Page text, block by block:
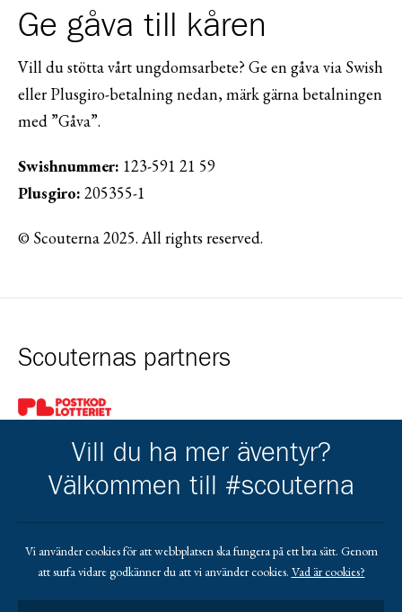
Ge gåva till kåren
Vill du stötta vårt ungdomsarbete? Ge en gåva via Swish
eller Plusgiro-betalning nedan, märk gärna betalningen
med ”Gåva”.
Swishnummer: 123-591 21 59
Plusgiro: 205355-1
© Scouterna 2025. All rights reserved.
Scouternas partners
Gå till pl_50
Kårens partners
Gå till https://www.mera.se/Gå till https://www.lansforsakringar.se/
Gå till https://
Vill du ha mer äventyr?
Välkommen till #scouterna
Vi använder cookies för att webbplatsen ska fungera på ett bra sätt. Genom
att surfa vidare godkänner du att vi använder cookies. Vad är cookies?